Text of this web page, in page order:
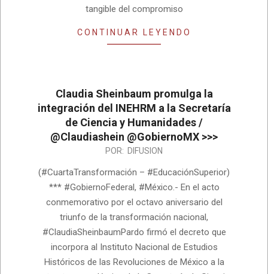
tangible del compromiso
CONTINUAR LEYENDO
Claudia Sheinbaum promulga la
integración del INEHRM a la Secretaría
de Ciencia y Humanidades /
@Claudiashein @GobiernoMX >>>
01
POR: DIFUSION
(#CuartaTransformación – #EducaciónSuperior)
*** #GobiernoFederal, #México.- En el acto
conmemorativo por el octavo aniversario del
triunfo de la transformación nacional,
#ClaudiaSheinbaumPardo firmó el decreto que
incorpora al Instituto Nacional de Estudios
Históricos de las Revoluciones de México a la